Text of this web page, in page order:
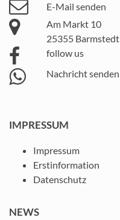
E-Mail senden
Am Markt 10
25355 Barmstedt
follow us
Nachricht senden
IMPRESSUM
Impressum
Erstinformation
Datenschutz
NEWS